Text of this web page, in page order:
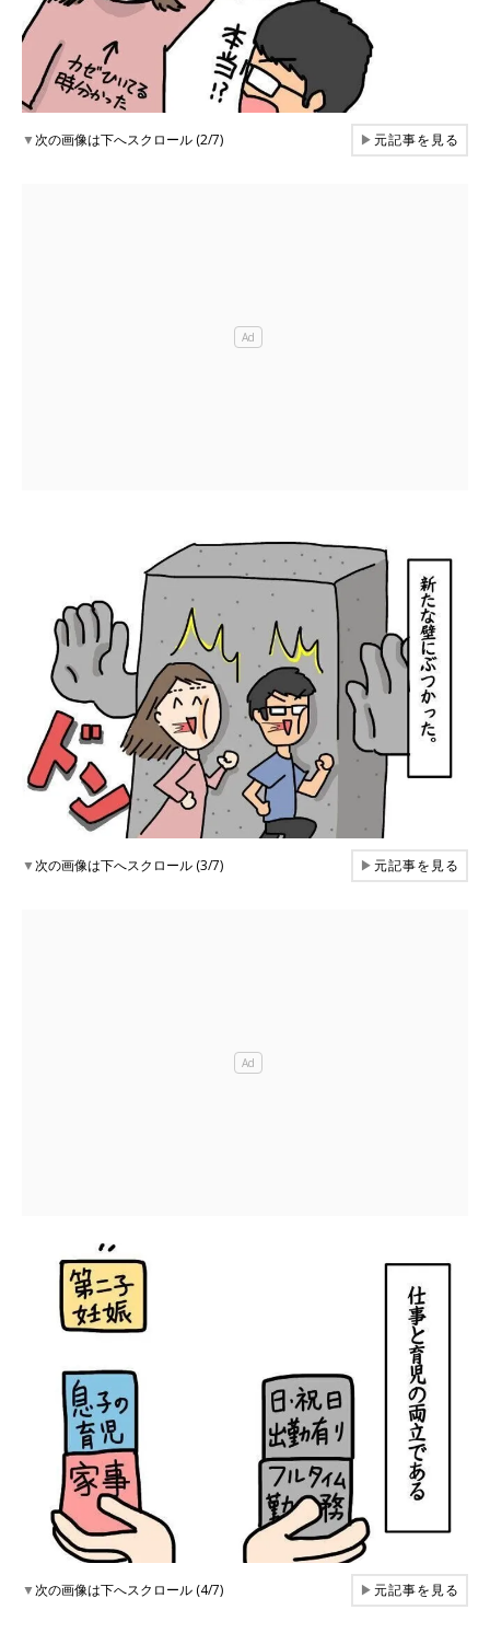
▼次の画像は下へスクロール (2/7) ▶元記事を見る
▼次の画像は下へスクロール (3/7) ▶元記事を見る
▼次の画像は下へスクロール (4/7) ▶元記事を見る